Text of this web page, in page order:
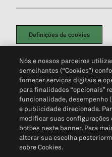
Definições de cookies
Política de PrivacidadePortal de
Não Venda Minhas Informações
Nós e nossos parceiros
semelhantes (“Cookies”)
fornecer serviços digitais e
para finalidades “opcionais”
funcionalidade, desempenho
e publicidade direcionada.
modificar suas configurações
botões neste banner. Para
alterar sua escolha
sobre Cookies.